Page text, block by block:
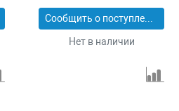
Сообщить о поступлении
Нет в наличии